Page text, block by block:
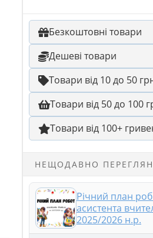
Безкоштовні товари
Дешеві товари
Товари від 10 до 50
Товари від 50 до 100
Товари від 100+
НЕЩОДАВНО
Річний план
асистента
2025/2026 н.р.